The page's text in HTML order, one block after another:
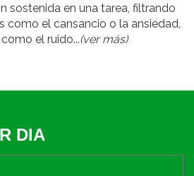
sostenida en una tarea, filtrando
como el cansancio o la ansiedad,
el ruido...(ver más)
DIA